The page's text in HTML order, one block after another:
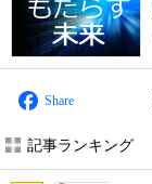
Share
記事ランキング